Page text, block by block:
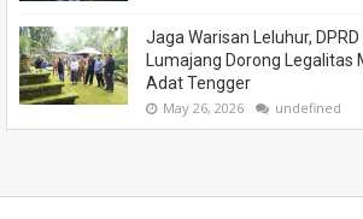
Jaga Warisan Leluhur,
Lumajang Dorong
Adat Tengger
May 26, 2026 undefined